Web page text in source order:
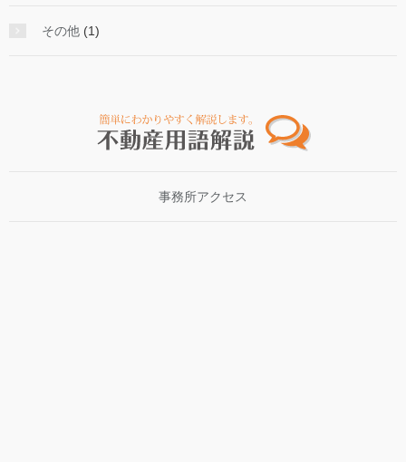
その他 (1)
事務所アクセス